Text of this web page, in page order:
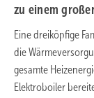
zu einem
Eine dreiköpfige
die
gesamte
Elektroboiler